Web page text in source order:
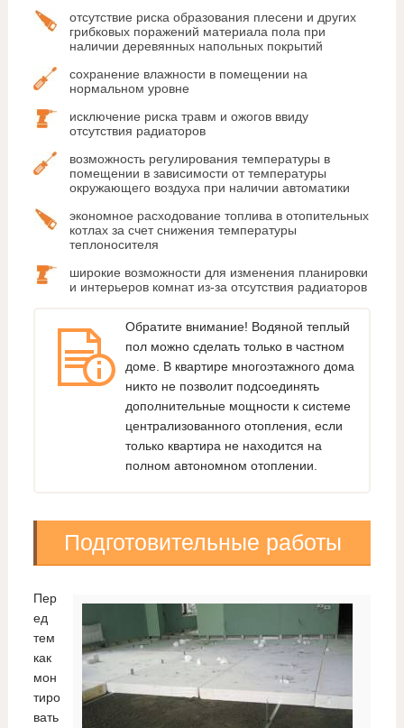
отсутствие риска образования плесени и других
грибковых поражений материала пола при
наличии деревянных напольных покрытий
сохранение влажности в помещении на
нормальном уровне
исключение риска травм и ожогов ввиду
отсутствия радиаторов
возможность регулирования температуры в
помещении в зависимости от температуры
окружающего воздуха при наличии автоматики
экономное расходование топлива в отопительных
котлах за счет снижения температуры
теплоносителя
широкие возможности для изменения планировки
и интерьеров комнат из-за отсутствия радиаторов
Обратите внимание! Водяной теплый
пол можно сделать только в частном
доме. В квартире многоэтажного дома
никто не позволит подсоединять
дополнительные мощности к системе
централизованного отопления, если
только квартира не находится на
полном автономном отоплении.
Подготовительные работы
Пер
ед
тем
как
мон
тиро
вать